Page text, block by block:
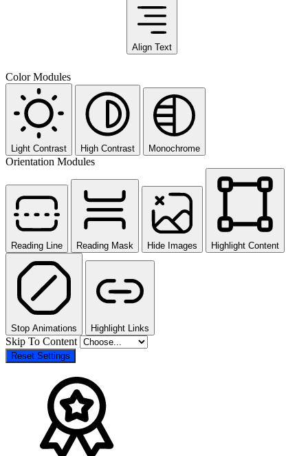
Align Text
Color Modules
Light Contrast High Contrast Monochrome
Orientation Modules
Reading Line Reading Mask Hide Images Highlight Content
Stop Animations Highlight Links
Skip To Content
Reset Settings